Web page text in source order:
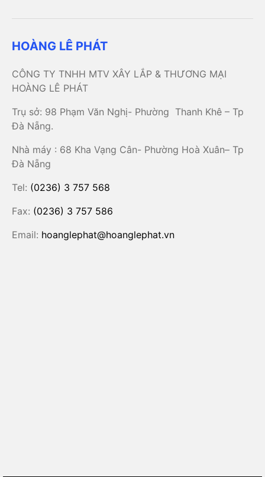
HOÀNG LÊ PHÁT
CÔNG TY TNHH MTV XÂY LẮP & THƯƠNG MẠI
HOÀNG LÊ PHÁT
Trụ sở: 98 Phạm Văn Nghị- Phường Thanh Khê – Tp
Đà Nẵng.
Nhà máy : 68 Kha Vạng Cân- Phường Hoà Xuân– Tp
Đà Nẵng
Tel: (0236) 3 757 568
Fax: (0236) 3 757 586
Email: hoanglephat@hoanglephat.vn